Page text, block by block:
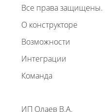
Все права защищены.
О конструкторе
Возможности
Интеграции
Команда
ИП Олаев В.А.